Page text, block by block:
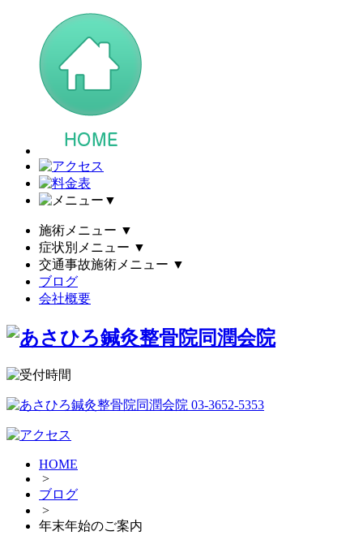
▼
施術メニュー ▼
症状別メニュー ▼
交通事故施術メニュー ▼
ブログ
会社概要
HOME
>
ブログ
>
年末年始のご案内